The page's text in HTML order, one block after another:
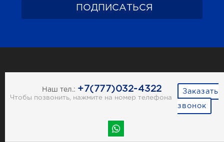
Наш тел.: +7(777)032-4322
Чтобы позвонить, нажмите на номер телефона
Заказать
звонок